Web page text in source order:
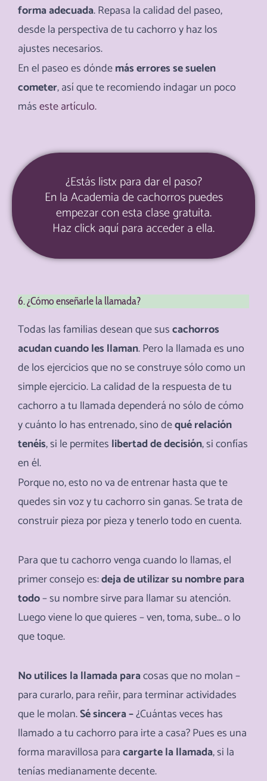
forma adecuada.Repasa la calidad del paseo,
desde la perspectiva de tu cachorro y haz los
ajustes necesarios.
En el paseo es dóndemás errores se suelen
cometer, así que te recomiendo indagar un poco
máseste artículo.
¿Estás listx para dar el paso?
En la Academia de cachorros puedes
empezar con esta clase gratuita.
Haz click aquí para acceder a ella.
6. ¿Cómo enseñarle la llamada?
Todas las familias desean que suscachorros
acudan cuando les llaman. Pero la llamada es uno
de los ejercicios que no se construye sólo como un
simple ejercicio. La calidad de la respuesta de tu
cachorro a tu llamada dependerá no sólo de cómo
y cuánto lo has entrenado, sino dequé relación
tenéis, si le permites libertad de decisión, si confías
en él.
Porque no, esto no va de entrenar hasta que te
quedes sin voz y tu cachorro sin ganas. Se trata de
construir pieza por pieza y tenerlo todo en cuenta.
Para que tu cachorro venga cuando lo llamas, el
primer consejo es:deja de utilizar su nombre para
todo– su nombre sirve para llamar su atención.
Luego viene lo que quieres – ven, toma, sube… o lo
que toque.
No utilices la llamada paracosas que no molan –
para curarlo, para reñir, para terminar actividades
que le molan.Sé sincera –¿Cuántas veces has
llamado a tu cachorro para irte a casa? Pues es una
forma maravillosa paracargarte la llamada, si la
tenías medianamente decente.